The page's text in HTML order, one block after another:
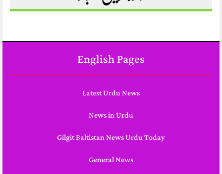
English Pages
Latest Urdu News
News in Urdu
Gilgit Baltistan News Urdu Today
General News